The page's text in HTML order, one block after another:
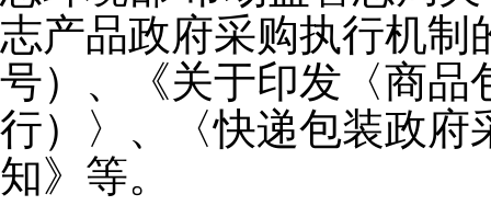
志产品政府采购执行机制
号）、《关于印发〈商品
行）〉、〈快递包装政府
知》等。